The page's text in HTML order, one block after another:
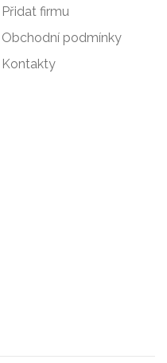
Přidat firmu
Obchodní podmínky
Kontakty